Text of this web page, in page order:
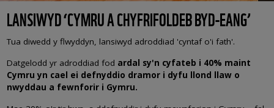
LANSIWYD ‘CYMRU A CHYFRIFOLDEB BYD-EANG’
Tua diwedd y flwyddyn, lansiwyd adroddiad 'cyntaf o'i fath'.
Datgelodd yr adroddiad fod ardal sy'n cyfateb i 40% maint
Cymru yn cael ei defnyddio dramor i dyfu llond llaw o
nwyddau a fewnforir i Gymru.